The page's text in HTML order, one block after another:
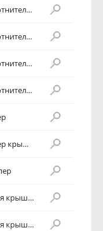
Уплотнитель крышки багажника в сборе
Уплотнитель крышки багажника в сборе
Уплотнитель крышки багажника в сборе
Уплотнитель крышки багажника в сборе
Буфер крышки багажника
Петля крышки багажника в сборе
Петля крышки багажника в сборе